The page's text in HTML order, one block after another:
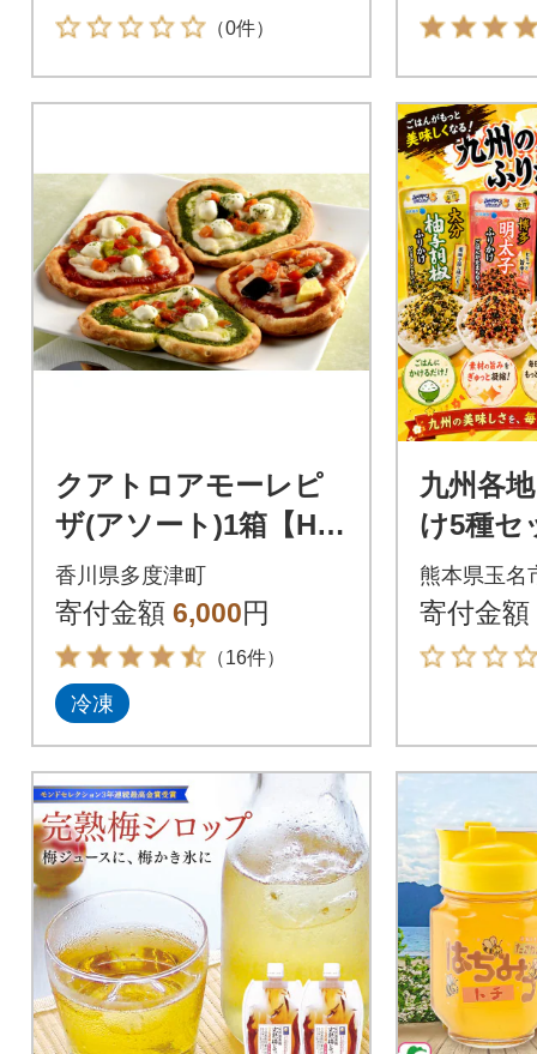
用としてお届け!1本
（0件）
クアトロアモーレピ
ザ(アソート)1箱【H-
4】
香川県多度津町
寄付金額 6,000円
（16件）
冷凍
九州各
け5種セ
熊本県玉名
寄付金額